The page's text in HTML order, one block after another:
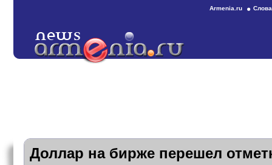
Armenia.ru
Доллар на бирже перешел